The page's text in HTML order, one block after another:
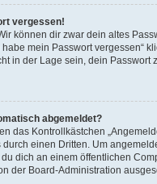
vergessen!
können dir zwar dein altes
mein Passwort vergessen“
in der Lage sein, dein
abgemeldet?
das Kontrollkästchen
einen Dritten. Um
dich an einem öffentlichen
der Board-Administration